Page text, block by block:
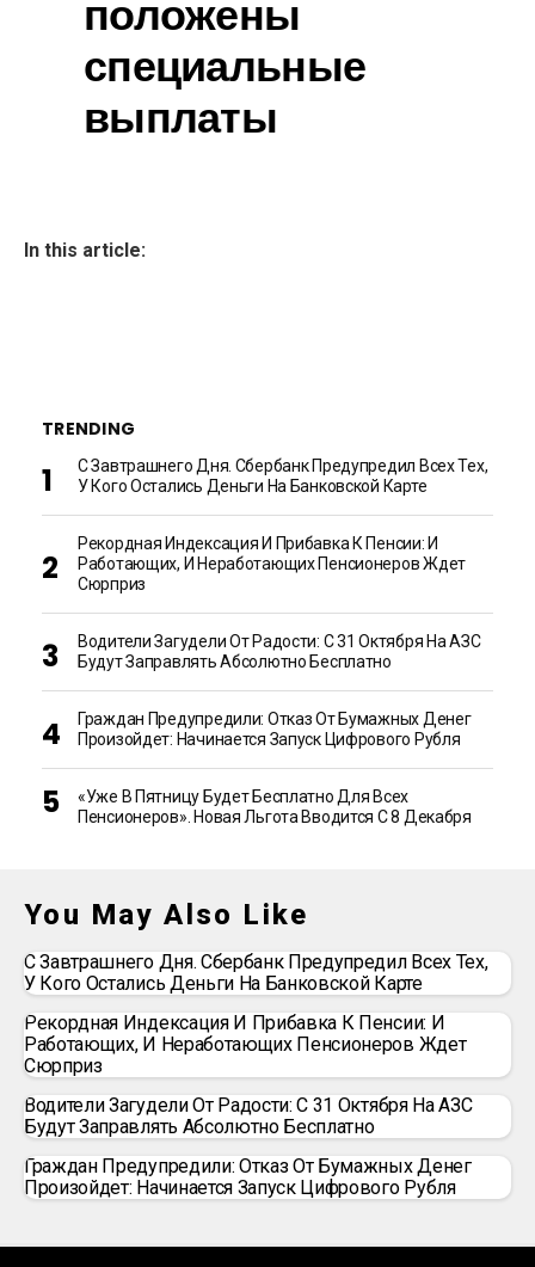
положены
специальные
выплаты
In this article:
TRENDING
С Завтрашнего Дня. Сбербанк Предупредил Всех Тех,
У Кого Остались Деньги На Банковской Карте
Рекордная Индексация И Прибавка К Пенсии: И
Работающих, И Неработающих Пенсионеров Ждет
Сюрприз
Водители Загудели От Радости: С 31 Октября На АЗС
Будут Заправлять Абсолютно Бесплатно
Граждан Предупредили: Отказ От Бумажных Денег
Произойдет: Начинается Запуск Цифрового Рубля
«Уже В Пятницу Будет Бесплатно Для Всех
Пенсионеров». Новая Льгота Вводится С 8 Декабря
You May Also Like
С Завтрашнего Дня. Сбербанк Предупредил Всех Тех,
У Кого Остались Деньги На Банковской Карте
Рекордная Индексация И Прибавка К Пенсии: И
Работающих, И Неработающих Пенсионеров Ждет
Сюрприз
Водители Загудели От Радости: С 31 Октября На АЗС
Будут Заправлять Абсолютно Бесплатно
Граждан Предупредили: Отказ От Бумажных Денег
Произойдет: Начинается Запуск Цифрового Рубля